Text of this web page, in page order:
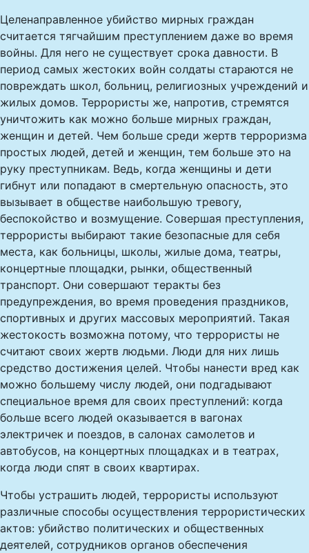
Целенаправленное убийство мирных граждан
считается тягчайшим преступлением даже во время
войны. Для него не существует срока давности. В
период самых жестоких войн солдаты стараются не
повреждать школ, больниц, религиозных учреждений и
жилых домов. Террористы же, напротив, стремятся
уничтожить как можно больше мирных граждан,
женщин и детей. Чем больше среди жертв терроризма
простых людей, детей и женщин, тем больше это на
руку преступникам. Ведь, когда женщины и дети
гибнут или попадают в смертельную опасность, это
вызывает в обществе наибольшую тревогу,
беспокойство и возмущение. Совершая преступления,
террористы выбирают такие безопасные для себя
места, как больницы, школы, жилые дома, театры,
концертные площадки, рынки, общественный
транспорт. Они совершают теракты без
предупреждения, во время проведения праздников,
спортивных и других массовых мероприятий. Такая
жестокость возможна потому, что террористы не
считают своих жертв людьми. Люди для них лишь
средство достижения целей. Чтобы нанести вред как
можно большему числу людей, они подгадывают
специальное время для своих преступлений: когда
больше всего людей оказывается в вагонах
электричек и поездов, в салонах самолетов и
автобусов, на концертных площадках и в театрах,
когда люди спят в своих квартирах.
Чтобы устрашить людей, террористы используют
различные способы осуществления террористических
актов: убийство политических и общественных
деятелей, сотрудников органов обеспечения